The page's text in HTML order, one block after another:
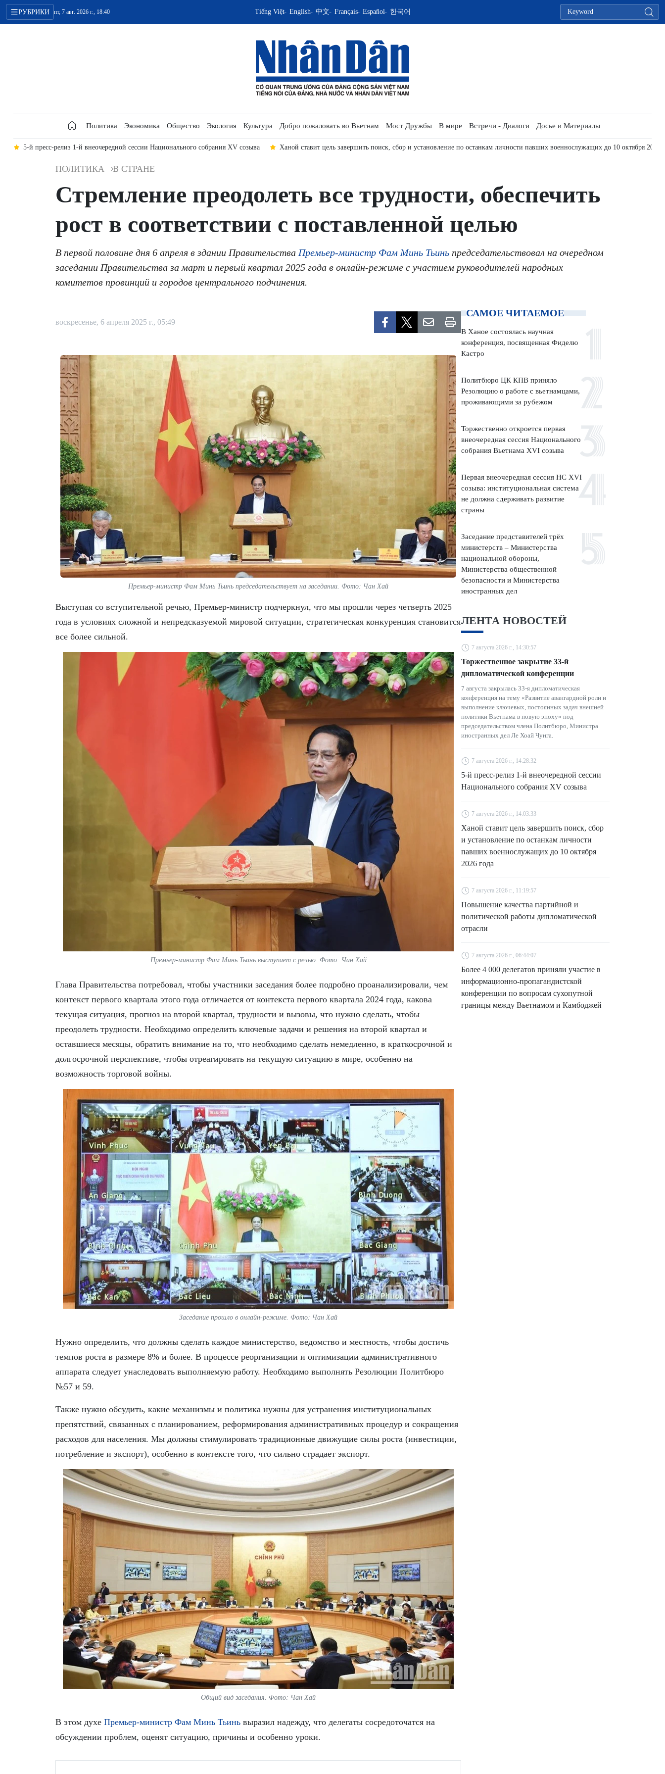
РУБРИКИ пт, 7 авг. 2026 г., 18:40 Tiếng Việt English 中文 Français Español 한국어
Политика Экономика Общество Экология Культура Добро пожаловать во Вьетнам Мост Дружбы В мире Встречи - Диалоги Досье и Материалы
Ханой ставит цель завершить поиск, сбор и установление по останкам личности павших военнослужащих до 10 октября 2026 года Повышение качества партийной и политической работы
ПОЛИТИКА В СТРАНЕ
Стремление преодолеть все трудности, обеспечить
рост в соответствии с поставленной целью
В первой половине дня 6 апреля в здании Правительства Премьер-министр Фам Минь Тьинь председательствовал на очередном
заседании Правительства за март и первый квартал 2025 года в онлайн-режиме с участием руководителей народных
комитетов провинций и городов центрального подчинения.
воскресенье, 6 апреля 2025 г., 05:49
Премьер-министр Фам Минь Тьинь председательствует на заседании. Фото: Чан Хай
Выступая со вступительной речью, Премьер-министр подчеркнул, что мы прошли через четверть 2025
года в условиях сложной и непредсказуемой мировой ситуации, стратегическая конкуренция становится
все более сильной.
Премьер-министр Фам Минь Тьинь выступает с речью. Фото: Чан Хай
Глава Правительства потребовал, чтобы участники заседания более подробно проанализировали, чем
контекст первого квартала этого года отличается от контекста первого квартала 2024 года, какова
текущая ситуация, прогноз на второй квартал, трудности и вызовы, что нужно сделать, чтобы
преодолеть трудности. Необходимо определить ключевые задачи и решения на второй квартал и
оставшиеся месяцы, обратить внимание на то, что необходимо сделать немедленно, в краткосрочной и
долгосрочной перспективе, чтобы отреагировать на текущую ситуацию в мире, особенно на
возможность торговой войны.
Заседание прошло в онлайн-режиме. Фото: Чан Хай
Нужно определить, что должны сделать каждое министерство, ведомство и местность, чтобы достичь
темпов роста в размере 8% и более. В процессе реорганизации и оптимизации административного
аппарата следует унаследовать выполняемую работу. Необходимо выполнять Резолюции Политбюро
№57 и 59.
Также нужно обсудить, какие механизмы и политика нужны для устранения институциональных
препятствий, связанных с планированием, реформирования административных процедур и сокращения
расходов для населения. Мы должны стимулировать традиционные движущие силы роста (инвестиции,
потребление и экспорт), особенно в контексте того, что сильно страдает экспорт.
Общий вид заседания. Фото: Чан Хай
В этом духе Премьер-министр Фам Минь Тьинь выразил надежду, что делегаты сосредоточатся на
обсуждении проблем, оценят ситуацию, причины и особенно уроки.
САМОЕ ЧИТАЕМОЕ
В Ханое состоялась научная
конференция, посвященная Фиделю
Кастро
Политбюро ЦК КПВ приняло
Резолюцию о работе с вьетнамцами,
проживающими за рубежом
Торжественно откроется первая
внеочередная сессия Национального
собрания Вьетнама XVI созыва
Первая внеочередная сессия НС XVI
созыва: институциональная система
не должна сдерживать развитие
страны
Заседание представителей трёх
министерств – Министерства
национальной обороны,
Министерства общественной
безопасности и Министерства
иностранных дел
ЛЕНТА НОВОСТЕЙ
7 августа 2026 г., 14:30:57
Торжественное закрытие 33-й
дипломатической конференции
7 августа закрылась 33-я дипломатическая
конференция на тему «Развитие авангардной роли и
выполнение ключевых, постоянных задач внешней
политики Вьетнама в новую эпоху» под
председательством члена Политбюро, Министра
иностранных дел Ле Хоай Чунга.
7 августа 2026 г., 14:28:32
5-й пресс-релиз 1-й внеочередной сессии
Национального собрания XV созыва
7 августа 2026 г., 14:03:33
Ханой ставит цель завершить поиск, сбор
и установление по останкам личности
павших военнослужащих до 10 октября
2026 года
7 августа 2026 г., 11:19:57
Повышение качества партийной и
политической работы дипломатической
отрасли
7 августа 2026 г., 06:44:07
Более 4 000 делегатов приняли участие в
информационно-пропагандистской
конференции по вопросам сухопутной
границы между Вьетнамом и Камбоджей